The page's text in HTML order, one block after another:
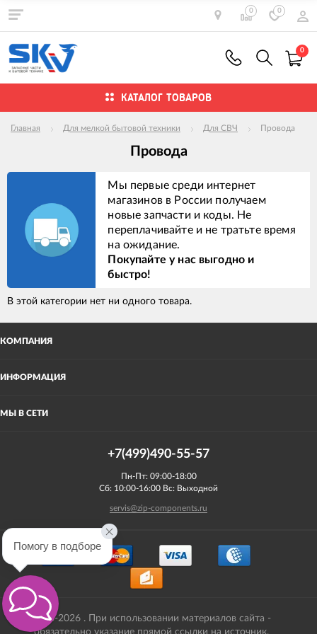
0 0
0
КАТАЛОГ ТОВАРОВ
Главная Для мелкой бытовой техники Для СВЧ Провода
Провода
Мы первые среди интернет
магазинов в России получаем
новые запчасти и коды. Не
переплачивайте и не тратьте время
на ожидание.
Покупайте у нас выгодно и
быстро!
В этой категории нет ни одного товара.
КОМПАНИЯ
ИНФОРМАЦИЯ
МЫ В СЕТИ
+7(499)490-55-57
Пн-Пт: 09:00-18:00
Сб: 10:00-16:00 Вс: Выходной
servis@zip-components.ru
2008-2026 . При использовании материалов сайта -
Помогу в подборе